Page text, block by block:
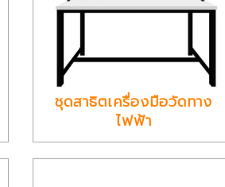
ชุดสาธิตเครื่องมือวัดทาง
ไฟฟ้า